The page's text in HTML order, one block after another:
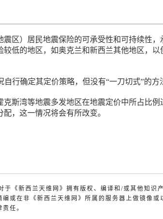
震区）居民地震保险的可承受性和可持续性，
较低的地区，如奥克兰和新西兰其他地区，以
行确定其定价策略，但没有“一刀切式”的方
斯湾等地震多发地区在地震定价中所占比例
，这一情况将会有所改变。
于《新西兰天维网》拥有版权、编译和/或其他知识
或在非《新西兰天维网》所属的服务器上做镜像或
任。